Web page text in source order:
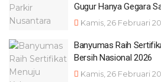
Gugur Hanya Gegara
Kamis, 26 Februari
Banyumas Raih
Bersih Nasional 2026
Kamis, 26 Februari